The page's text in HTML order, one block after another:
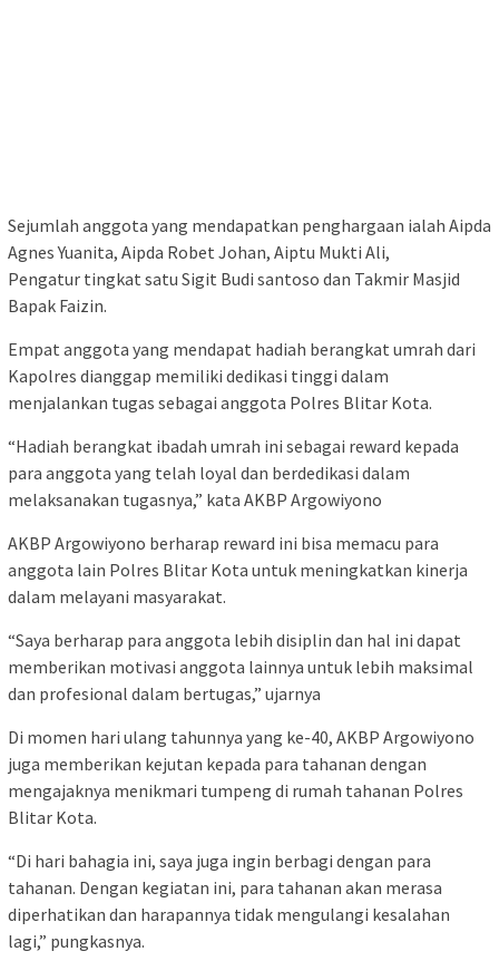
Sejumlah anggota yang mendapatkan penghargaan ialah Aipda
Agnes Yuanita, Aipda Robet Johan, Aiptu Mukti Ali,
Pengatur tingkat satu Sigit Budi santoso dan Takmir Masjid
Bapak Faizin.
Empat anggota yang mendapat hadiah berangkat umrah dari
Kapolres dianggap memiliki dedikasi tinggi dalam
menjalankan tugas sebagai anggota Polres Blitar Kota.
“Hadiah berangkat ibadah umrah ini sebagai reward kepada
para anggota yang telah loyal dan berdedikasi dalam
melaksanakan tugasnya,” kata AKBP Argowiyono
AKBP Argowiyono berharap reward ini bisa memacu para
anggota lain Polres Blitar Kota untuk meningkatkan kinerja
dalam melayani masyarakat.
“Saya berharap para anggota lebih disiplin dan hal ini dapat
memberikan motivasi anggota lainnya untuk lebih maksimal
dan profesional dalam bertugas,” ujarnya
Di momen hari ulang tahunnya yang ke-40, AKBP Argowiyono
juga memberikan kejutan kepada para tahanan dengan
mengajaknya menikmari tumpeng di rumah tahanan Polres
Blitar Kota.
“Di hari bahagia ini, saya juga ingin berbagi dengan para
tahanan. Dengan kegiatan ini, para tahanan akan merasa
diperhatikan dan harapannya tidak mengulangi kesalahan
lagi,” pungkasnya.